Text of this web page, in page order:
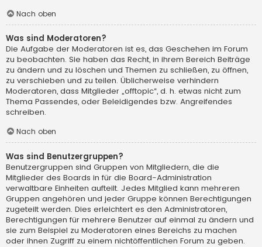
Nach oben
Was sind Moderatoren?
Die Aufgabe der Moderatoren ist es, das Geschehen im Forum
zu beobachten. Sie haben das Recht, in ihrem Bereich Beiträge
zu ändern und zu löschen und Themen zu schließen, zu öffnen,
zu verschieben und zu teilen. Üblicherweise verhindern
Moderatoren, dass Mitglieder „offtopic“, d. h. etwas nicht zum
Thema Passendes, oder Beleidigendes bzw. Angreifendes
schreiben.
Nach oben
Was sind Benutzergruppen?
Benutzergruppen sind Gruppen von Mitgliedern, die die
Mitglieder des Boards in für die Board-Administration
verwaltbare Einheiten aufteilt. Jedes Mitglied kann mehreren
Gruppen angehören und jeder Gruppe können Berechtigungen
zugeteilt werden. Dies erleichtert es den Administratoren,
Berechtigungen für mehrere Benutzer auf einmal zu ändern und
sie zum Beispiel zu Moderatoren eines Bereichs zu machen
oder ihnen Zugriff zu einem nichtöffentlichen Forum zu geben.